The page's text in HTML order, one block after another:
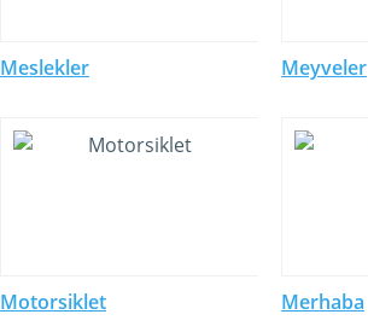
Meslekler Meyveler
Motorsiklet Merhaba